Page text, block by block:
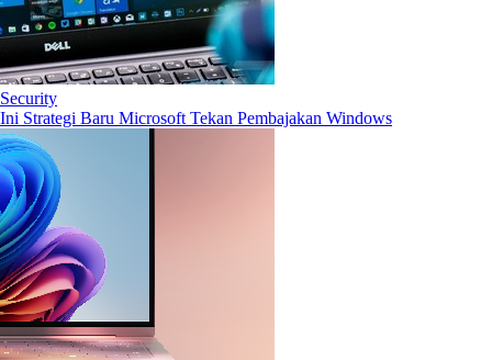
Security
Ini Strategi Baru Microsoft Tekan Pembajakan Windows